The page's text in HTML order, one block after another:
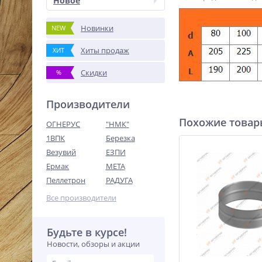
NEW Новинки
ХИТ Хиты продаж
% Скидки
Производители
ОГНЕРУС
"НМК"
1ВПК
Березка
Везувий
ЕЗПИ
Ермак
МЕТА
Пеллетрон
РАДУГА
Все производители
Будьте в курсе!
Новости, обзоры и акции
Похожие